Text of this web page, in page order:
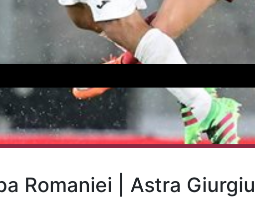
Romaniei | Astra